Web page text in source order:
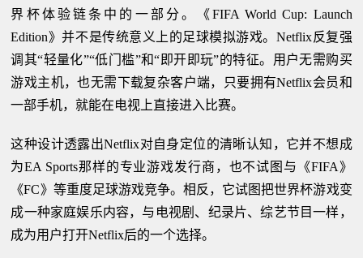
界杯体验链条中的一部分。《FIFA World Cup: Launch
Edition》并不是传统意义上的足球模拟游戏。Netflix反复强
调其“轻量化”“低门槛”和“即开即玩”的特征。用户无需购买
游戏主机，也无需下载复杂客户端，只要拥有Netflix会员和
一部手机，就能在电视上直接进入比赛。
这种设计透露出Netflix对自身定位的清晰认知，它并不想成
为EA Sports那样的专业游戏发行商，也不试图与《FIFA》
《FC》等重度足球游戏竞争。相反，它试图把世界杯游戏变
成一种家庭娱乐内容，与电视剧、纪录片、综艺节目一样，
成为用户打开Netflix后的一个选择。